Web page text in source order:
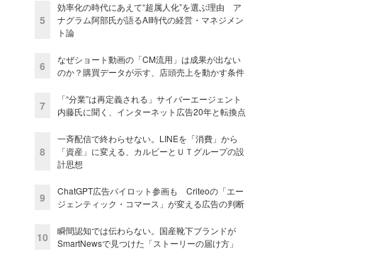
5
効率化の時代にあえて“超属人化”を選ぶ理由 ア
ナグラム阿部氏が語るAI時代の経営・マネジメン
ト論
6
なぜショート動画の「CM流用」は成果が出ない
のか？購買データが示す、店頭売上を動かす条件
7
「“分業”は再定義される」サイバーエージェント
内藤氏に聞く、インターネット広告20年と転換点
8
一斉配信で終わらせない。LINEを「消費」から
「資産」に変える、カルビーとＵＴグループの設
計思想
9
ChatGPT広告パイロット参画も Criteoの「エー
ジェンティック・コマース」が変える広告の判断
10
瞬間認知では伝わらない。国産靴下ブランドが
SmartNewsで見つけた「ストーリーの届け方」